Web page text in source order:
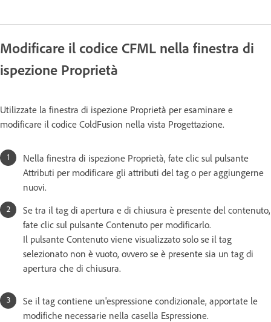
Modificare il codice CFML nella finestra di
ispezione Proprietà
Utilizzate la finestra di ispezione Proprietà per esaminare e
modificare il codice ColdFusion nella vista Progettazione.
Nella finestra di ispezione Proprietà, fate clic sul pulsante
Attributi per modificare gli attributi del tag o per aggiungerne
nuovi.
Se tra il tag di apertura e di chiusura è presente del contenuto,
fate clic sul pulsante Contenuto per modificarlo.
Il pulsante Contenuto viene visualizzato solo se il tag
selezionato non è vuoto, ovvero se è presente sia un tag di
apertura che di chiusura.
Se il tag contiene un'espressione condizionale, apportate le
modifiche necessarie nella casella Espressione.